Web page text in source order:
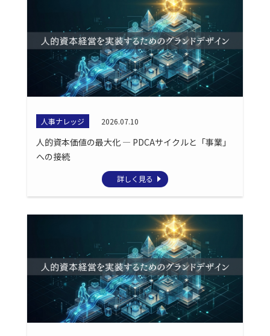
人事ナレッジ 2026.07.10
人的資本価値の最大化 ― PDCAサイクルと「事業」
への接続
詳しく見る